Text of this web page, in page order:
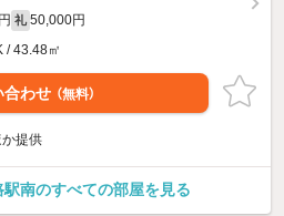
礼 50,000円
/ 43.48㎡
合わせ （無料）
提供
南のすべての部屋を見る